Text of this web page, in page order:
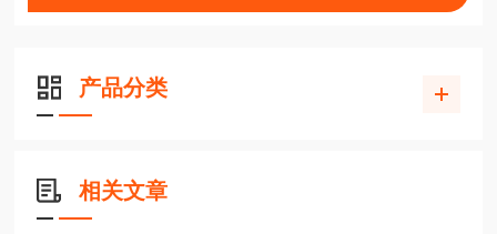
产品分类
相关文章